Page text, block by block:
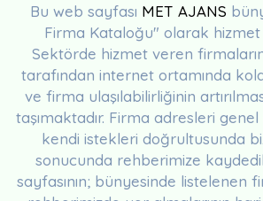
Bu web sayfası MET AJANS
Firma Kataloğu" olarak
Sektörde hizmet veren
tarafından internet ortamında
ve firma ulaşılabilirliğinin
taşımaktadır. Firma adresleri
kendi istekleri doğrultusunda
sonucunda rehberimize
sayfasının; bünyesinde listelenen